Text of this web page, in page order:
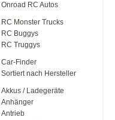
Onroad RC Autos
RC Monster Trucks
RC Buggys
RC Truggys
Car-Finder
Sortiert nach Hersteller
Akkus / Ladegeräte
Anhänger
Antrieb